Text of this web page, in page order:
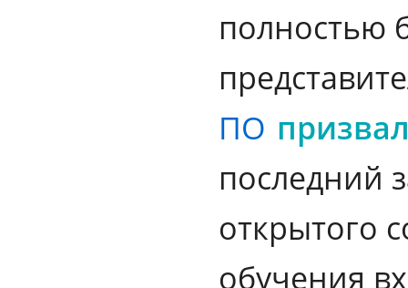
полностью
ПО
последний
открытого
обучения